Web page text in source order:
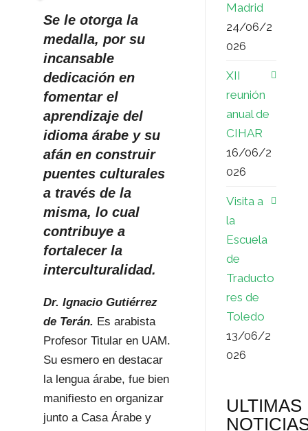
Se le otorga la
medalla, por su
incansable
dedicación en
fomentar el
aprendizaje del
idioma árabe y su
afán en construir
puentes culturales
a través de la
misma, lo cual
contribuye a
fortalecer la
interculturalidad.
Dr. Ignacio Gutiérrez
de Terán. Es arabista
Profesor Titular en UAM.
Su esmero en destacar
la lengua árabe, fue bien
manifiesto en organizar
junto a Casa Árabe y
Madrid
24/06/2
026
XII
reunión
anual de
CIHAR
16/06/2
026
Visita a
la
Escuela
de
Traducto
res de
Toledo
13/06/2
026
ULTIMAS